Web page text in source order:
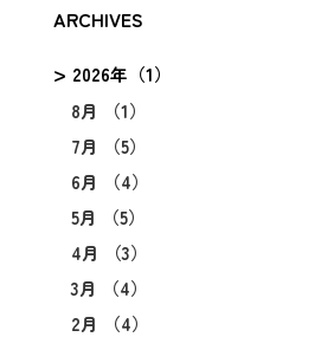
ARCHIVES
2026年（1）
8月 （1）
7月 （5）
6月 （4）
5月 （5）
4月 （3）
3月 （4）
2月 （4）